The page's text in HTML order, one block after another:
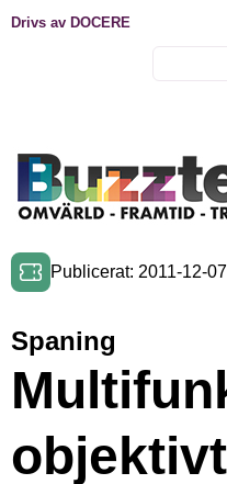
Drivs av DOCERE
Publicerat: 2011-12-07
Spaning